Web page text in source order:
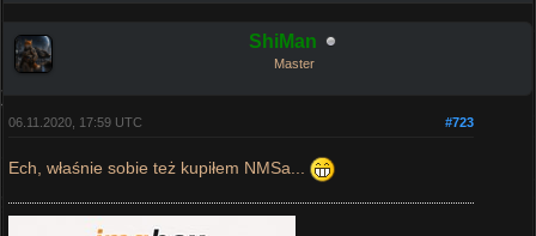
ShiMan
Master
#723
06.11.2020, 17:59 UTC
Ech, właśnie sobie też kupiłem NMSa...